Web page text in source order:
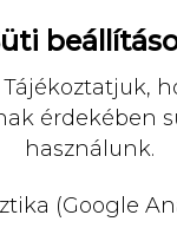
vese
kapszula 30 db
érdekében
használunk.
(Google